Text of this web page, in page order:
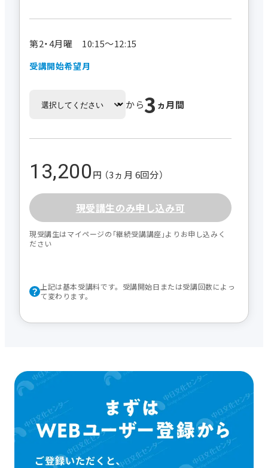
第2・4月曜 10:15～12:15
受講開始希望月
から3 ヵ月間
13,200円 （3ヵ月 6回分）
現受講生のみ申し込み可
現受講生はマイページの｢継続受講講座｣よりお申し込みく
ださい
上記は基本受講料です。受講開始日または受講回数によっ
て変わります。